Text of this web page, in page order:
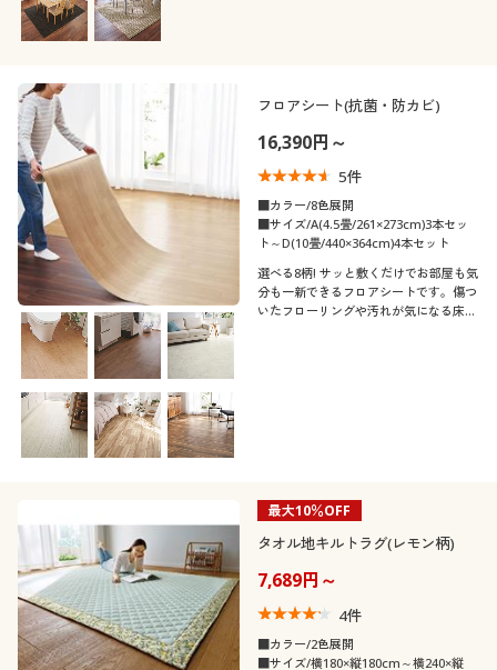
フロアシート(抗菌・防カビ)
16,390円～
5件
■カラー/8色展開
■サイズ/A(4.5畳/261×273cm)3本セッ
ト～D(10畳/440×364cm)4本セット
選べる8柄! サッと敷くだけでお部屋も気
分も一新できるフロアシートです。傷つ
いたフローリングや汚れが気になる床の
最大10％OFF
タオル地キルトラグ(レモン柄)
7,689円～
4件
■カラー/2色展開
■サイズ/横180×縦180cm～横240×縦